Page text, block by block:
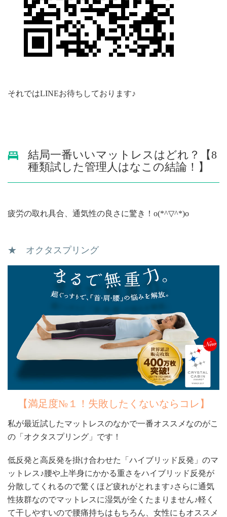
それではLINEお待ちしております♪
結局一番いいマットレスはどれ？【8
種類試した管理人はなこの結論！】
疲労の取れ具合、通気性の良さに驚き！o(*^▽^*)o
★ オクタスプリング
【満足度№１！失敗したくないならコレ】
私が最近試したマットレスのなかで一番オススメなのがこ
の「オクタスプリング」です！
低反発と高反発を掛け合わせた「ハイブリッド反発」のマ
ットレス♪腰や上半身にかかる重さをハイブリッド反発が
分散してくれるので驚くほど疲れがとれます♪さらに通気
性抜群なのでマットレスに湿気が全くたまりません♪軽く
て干しやすいので腰痛持ちはもちろん、女性にもオススメ